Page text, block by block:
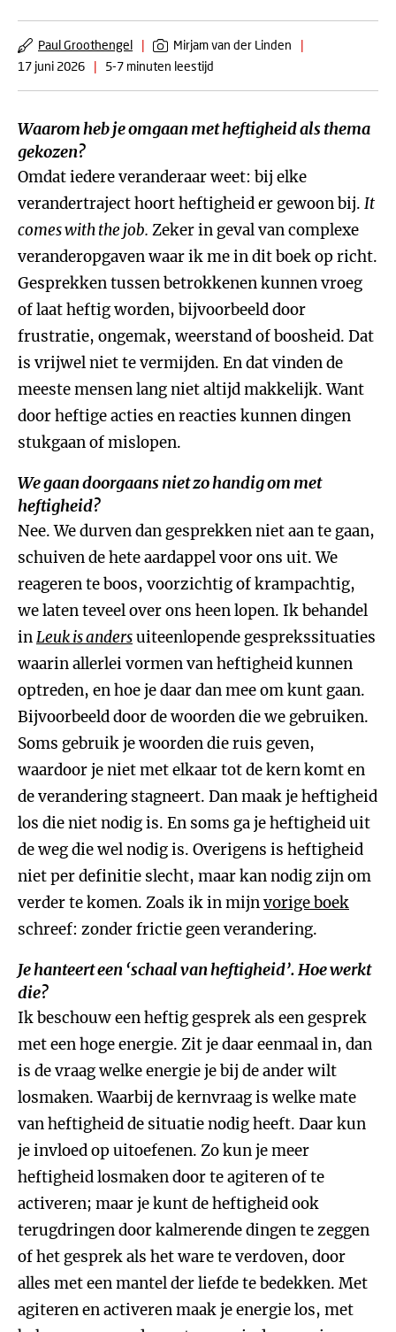
Paul Groothengel | Mirjam van der Linden
|
17 juni 2026
| 5-7 minuten leestijd
Waarom heb je omgaan met heftigheid als thema
gekozen?
Omdat iedere veranderaar weet: bij elke
verandertraject hoort heftigheid er gewoon bij. It
comes with the job. Zeker in geval van complexe
veranderopgaven waar ik me in dit boek op richt.
Gesprekken tussen betrokkenen kunnen vroeg
of laat heftig worden, bijvoorbeeld door
frustratie, ongemak, weerstand of boosheid. Dat
is vrijwel niet te vermijden. En dat vinden de
meeste mensen lang niet altijd makkelijk. Want
door heftige acties en reacties kunnen dingen
stukgaan of mislopen.
We gaan doorgaans niet zo handig om met
heftigheid?
Nee. We durven dan gesprekken niet aan te gaan,
schuiven de hete aardappel voor ons uit. We
reageren te boos, voorzichtig of krampachtig,
we laten teveel over ons heen lopen. Ik behandel
inLeuk is andersuiteenlopende gesprekssituaties
waarin allerlei vormen van heftigheid kunnen
optreden, en hoe je daar dan mee om kunt gaan.
Bijvoorbeeld door de woorden die we gebruiken.
Soms gebruik je woorden die ruis geven,
waardoor je niet met elkaar tot de kern komt en
de verandering stagneert. Dan maak je heftigheid
los die niet nodig is. En soms ga je heftigheid uit
de weg die wel nodig is. Overigens is heftigheid
niet per definitie slecht, maar kan nodig zijn om
verder te komen. Zoals ik in mijnvorige boek
schreef: zonder frictie geen verandering.
Je hanteert een ‘schaal van heftigheid’. Hoe werkt
die?
Ik beschouw een heftig gesprek als een gesprek
met een hoge energie. Zit je daar eenmaal in, dan
is de vraag welke energie je bij de ander wilt
losmaken. Waarbij de kernvraag is welke mate
van heftigheid de situatie nodig heeft. Daar kun
je invloed op uitoefenen. Zo kun je meer
heftigheid losmaken door te agiteren of te
activeren; maar je kunt de heftigheid ook
terugdringen door kalmerende dingen te zeggen
of het gesprek als het ware te verdoven, door
alles met een mantel der liefde te bedekken. Met
agiteren en activeren maak je energie los, met